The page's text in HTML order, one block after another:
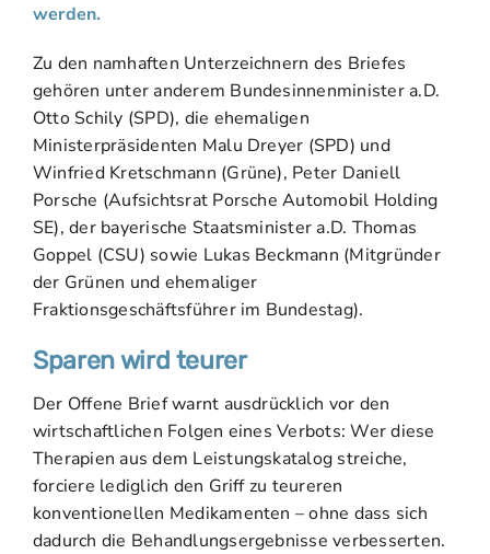
werden.
Zu den namhaften Unterzeichnern des Briefes
gehören unter anderem Bundesinnenminister a.D.
Otto Schily (SPD), die ehemaligen
Ministerpräsidenten Malu Dreyer (SPD) und
Winfried Kretschmann (Grüne), Peter Daniell
Porsche (Aufsichtsrat Porsche Automobil Holding
SE), der bayerische Staatsminister a.D. Thomas
Goppel (CSU) sowie Lukas Beckmann (Mitgründer
der Grünen und ehemaliger
Fraktionsgeschäftsführer im Bundestag).
Sparen wird teurer
Der Offene Brief warnt ausdrücklich vor den
wirtschaftlichen Folgen eines Verbots: Wer diese
Therapien aus dem Leistungskatalog streiche,
forciere lediglich den Griff zu teureren
konventionellen Medikamenten – ohne dass sich
dadurch die Behandlungsergebnisse verbesserten.